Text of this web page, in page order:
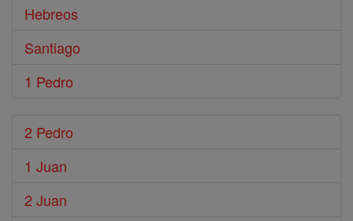
Hebreos
Santiago
1 Pedro
2 Pedro
1 Juan
2 Juan